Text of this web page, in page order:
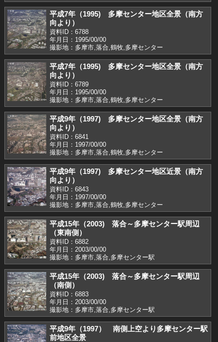
平成7年（1995) 多摩センター地区全景（南方
向より）
資料ID：6788
年月日：1995/00/00
撮影地：多摩市,落合,鶴牧,多摩センター
平成7年（1995) 多摩センター地区全景（南方
向より）
資料ID：6789
年月日：1995/00/00
撮影地：多摩市,落合,鶴牧,多摩センター
平成9年（1997) 多摩センター地区全景（南方
向より）
資料ID：6841
年月日：1997/00/00
撮影地：多摩市,落合,鶴牧,多摩センター
平成9年（1997) 多摩センター地区近景（南方
向より）
資料ID：6843
年月日：1997/00/00
撮影地：多摩市,落合,鶴牧,多摩センター
平成15年（2003) 落合～多摩センター駅周辺
（東南側）
資料ID：6882
年月日：2003/00/00
撮影地：多摩市,落合,多摩センター駅
平成15年（2003) 落合～多摩センター駅周辺
（南側）
資料ID：6883
年月日：2003/00/00
撮影地：多摩市,落合,多摩センター駅
平成9年（1997） 南側上空より多摩センター駅
前地区全景